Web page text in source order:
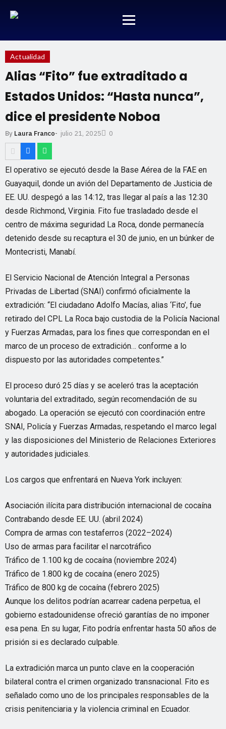
Actualidad
Alias “Fito” fue extraditado a
Estados Unidos: “Hasta nunca”,
dice el presidente Noboa
By Laura Franco- julio 21, 2025 0
El operativo se ejecutó desde la Base Aérea de la FAE en
Guayaquil, donde un avión del Departamento de Justicia de
EE. UU. despegó a las 14:12, tras llegar al país a las 12:30
desde Richmond, Virginia. Fito fue trasladado desde el
centro de máxima seguridad La Roca, donde permanecía
detenido desde su recaptura el 30 de junio, en un búnker de
Montecristi, Manabí.
El Servicio Nacional de Atención Integral a Personas
Privadas de Libertad (SNAI) confirmó oficialmente la
extradición: “El ciudadano Adolfo Macías, alias ‘Fito’, fue
retirado del CPL La Roca bajo custodia de la Policía Nacional
y Fuerzas Armadas, para los fines que correspondan en el
marco de un proceso de extradición… conforme a lo
dispuesto por las autoridades competentes.”
El proceso duró 25 días y se aceleró tras la aceptación
voluntaria del extraditado, según recomendación de su
abogado. La operación se ejecutó con coordinación entre
SNAI, Policía y Fuerzas Armadas, respetando el marco legal
y las disposiciones del Ministerio de Relaciones Exteriores
y autoridades judiciales.
Los cargos que enfrentará en Nueva York incluyen:
Asociación ilícita para distribución internacional de cocaína
Contrabando desde EE. UU. (abril 2024)
Compra de armas con testaferros (2022–2024)
Uso de armas para facilitar el narcotráfico
Tráfico de 1.100 kg de cocaína (noviembre 2024)
Tráfico de 1.800 kg de cocaína (enero 2025)
Tráfico de 800 kg de cocaína (febrero 2025)
Aunque los delitos podrían acarrear cadena perpetua, el
gobierno estadounidense ofreció garantías de no imponer
esa pena. En su lugar, Fito podría enfrentar hasta 50 años de
prisión si es declarado culpable.
La extradición marca un punto clave en la cooperación
bilateral contra el crimen organizado transnacional. Fito es
señalado como uno de los principales responsables de la
crisis penitenciaria y la violencia criminal en Ecuador.